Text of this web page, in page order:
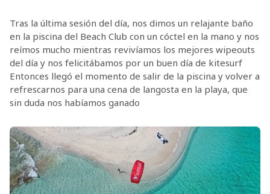
Tras la última sesión del día, nos dimos un relajante baño
en la piscina del Beach Club con un cóctel en la mano y nos
reímos mucho mientras revivíamos los mejores wipeouts
del día y nos felicitábamos por un buen día de kitesurf
Entonces llegó el momento de salir de la piscina y volver a
refrescarnos para una cena de langosta en la playa, que
sin duda nos habíamos ganado